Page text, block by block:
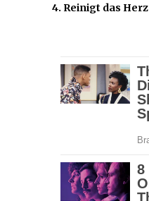
4. Reinigt das Herz